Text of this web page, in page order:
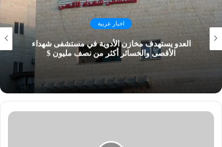
اخبار عربية
العدو يستهدف مخازن الأدوية في مستشفى شهداء
الأقصى والخسائر أكثر من نصف مليون $